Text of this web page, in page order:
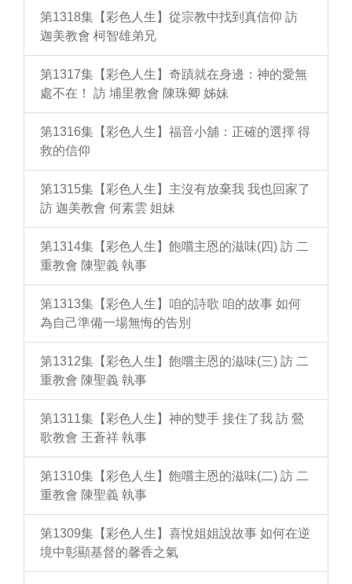
第1318集【彩色人生】從宗教中找到真信仰 訪
迦美教會 柯智雄弟兄
第1317集【彩色人生】奇蹟就在身邊：神的愛無
處不在！ 訪 埔里教會 陳珠卿 姊妹
第1316集【彩色人生】福音小舖：正確的選擇 得
救的信仰
第1315集【彩色人生】主沒有放棄我 我也回家了
訪 迦美教會 何素雲 姐妹
第1314集【彩色人生】飽嚐主恩的滋味(四) 訪 二
重教會 陳聖義 執事
第1313集【彩色人生】咱的詩歌 咱的故事 如何
為自己準備一場無悔的告別
第1312集【彩色人生】飽嚐主恩的滋味(三) 訪 二
重教會 陳聖義 執事
第1311集【彩色人生】神的雙手 接住了我 訪 鶯
歌教會 王蒼祥 執事
第1310集【彩色人生】飽嚐主恩的滋味(二) 訪 二
重教會 陳聖義 執事
第1309集【彩色人生】喜悅姐姐說故事 如何在逆
境中彰顯基督的馨香之氣